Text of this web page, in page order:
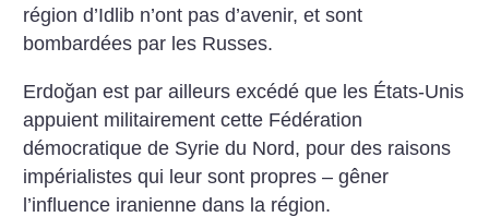
région d’Idlib n’ont pas d’avenir, et sont
bombardées par les Russes.
Erdoğan est par ailleurs excédé que les États-Unis
appuient militairement cette Fédération
démocratique de Syrie du Nord, pour des raisons
impérialistes qui leur sont propres – gêner
l’influence iranienne dans la région.